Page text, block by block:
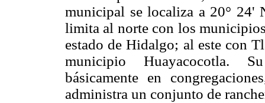
municipal se localiza a 20°
limita al norte con los
estado de Hidalgo; al este con
municipio Huayacocotla.
básicamente en
administra un conjunto de